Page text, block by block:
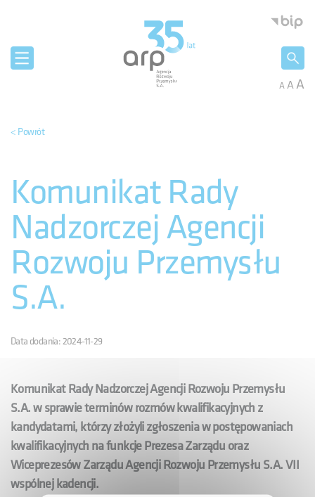
AAA
< Powrót
Komunikat Rady
Nadzorczej Agencji
Rozwoju Przemysłu
S.A.
Data dodania: 2024-11-29
Komunikat Rady Nadzorczej Agencji Rozwoju Przemysłu
S.A. w sprawie terminów rozmów kwalifikacyjnych z
kandydatami, którzy złożyli zgłoszenia w postępowaniach
kwalifikacyjnych na funkcje Prezesa Zarządu oraz
Wiceprezesów Zarządu Agencji Rozwoju Przemysłu S.A. VII
wspólnej kadencji.